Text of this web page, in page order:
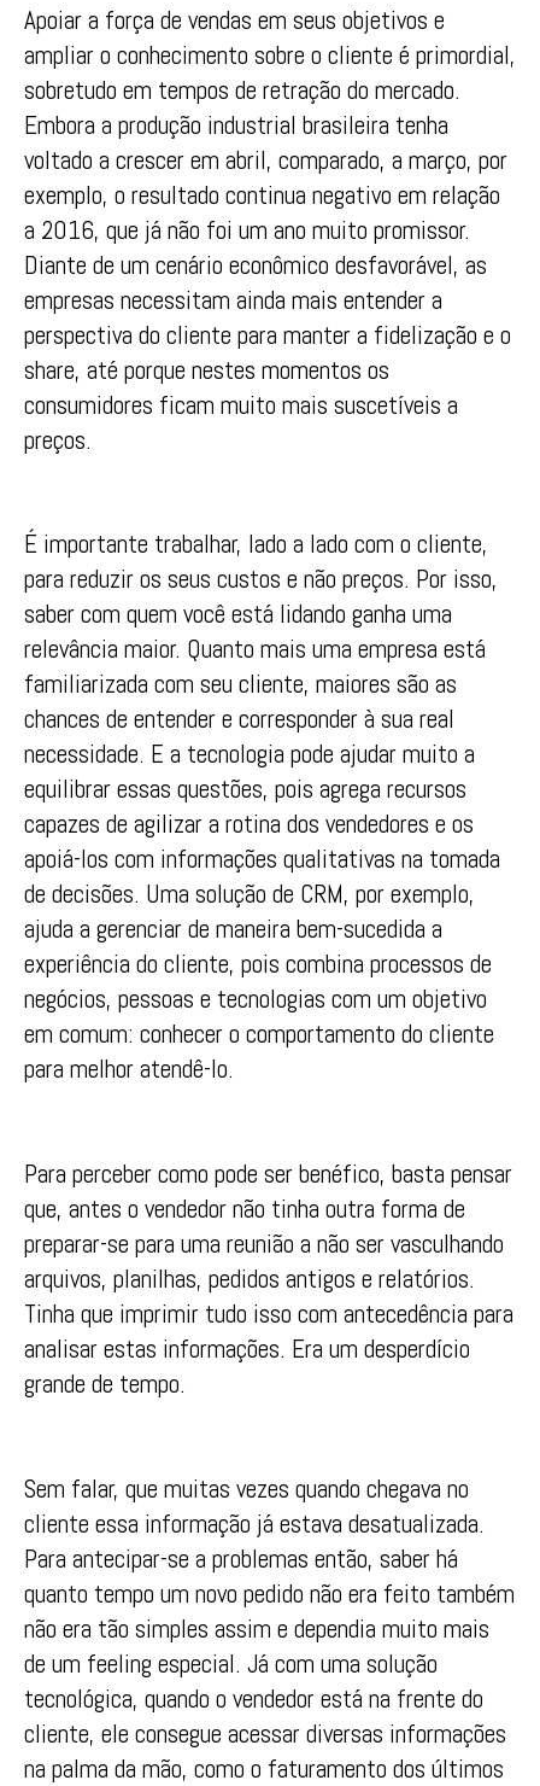
Apoiar a força de vendas em seus objetivos e
ampliar o conhecimento sobre o cliente é primordial,
sobretudo em tempos de retração do mercado.
Embora a produção industrial brasileira tenha
voltado a crescer em abril, comparado, a março, por
exemplo, o resultado continua negativo em relação
a 2016, que já não foi um ano muito promissor.
Diante de um cenário econômico desfavorável, as
empresas necessitam ainda mais entender a
perspectiva do cliente para manter a fidelização e o
share, até porque nestes momentos os
consumidores ficam muito mais suscetíveis a
preços.
É importante trabalhar, lado a lado com o cliente,
para reduzir os seus custos e não preços. Por isso,
saber com quem você está lidando ganha uma
relevância maior. Quanto mais uma empresa está
familiarizada com seu cliente, maiores são as
chances de entender e corresponder à sua real
necessidade. E a tecnologia pode ajudar muito a
equilibrar essas questões, pois agrega recursos
capazes de agilizar a rotina dos vendedores e os
apoiá-los com informações qualitativas na tomada
de decisões. Uma solução de CRM, por exemplo,
ajuda a gerenciar de maneira bem-sucedida a
experiência do cliente, pois combina processos de
negócios, pessoas e tecnologias com um objetivo
em comum: conhecer o comportamento do cliente
para melhor atendê-lo.
Para perceber como pode ser benéfico, basta pensar
que, antes o vendedor não tinha outra forma de
preparar-se para uma reunião a não ser vasculhando
arquivos, planilhas, pedidos antigos e relatórios.
Tinha que imprimir tudo isso com antecedência para
analisar estas informações. Era um desperdício
grande de tempo.
Sem falar, que muitas vezes quando chegava no
cliente essa informação já estava desatualizada.
Para antecipar-se a problemas então, saber há
quanto tempo um novo pedido não era feito também
não era tão simples assim e dependia muito mais
de um feeling especial. Já com uma solução
tecnológica, quando o vendedor está na frente do
cliente, ele consegue acessar diversas informações
na palma da mão, como o faturamento dos últimos